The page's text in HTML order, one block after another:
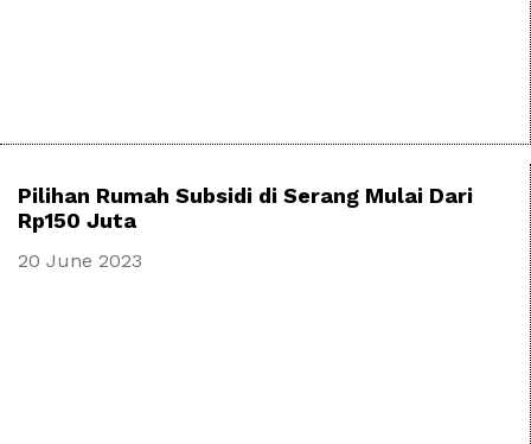
Pilihan Rumah Subsidi di Serang Mulai Dari
Rp150 Juta
20 June 2023